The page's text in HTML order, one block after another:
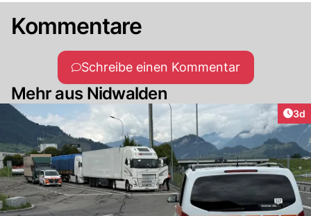
Kommentare
Schreibe einen Kommentar
Mehr aus Nidwalden
3d